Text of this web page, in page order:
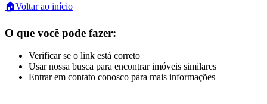
🏠Voltar ao início
O que você pode fazer:
Verificar se o link está correto
Usar nossa busca para encontrar imóveis similares
Entrar em contato conosco para mais informações